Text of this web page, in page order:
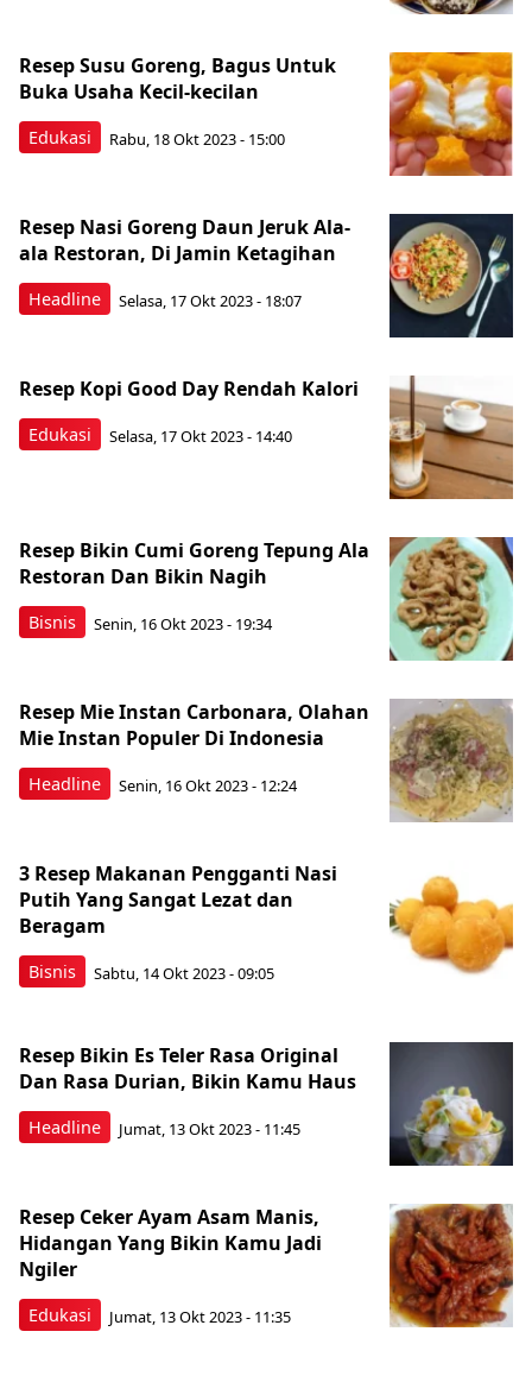
Edukasi
Resep Susu Goreng, Bagus Untuk
Buka Usaha Kecil-kecilan
Rabu, 18 Okt 2023 - 15:00
Headline
Resep Nasi Goreng Daun Jeruk Ala-
ala Restoran, Di Jamin Ketagihan
Selasa, 17 Okt 2023 - 18:07
Edukasi
Resep Kopi Good Day Rendah Kalori
Selasa, 17 Okt 2023 - 14:40
Bisnis
Resep Bikin Cumi Goreng Tepung Ala
Restoran Dan Bikin Nagih
Senin, 16 Okt 2023 - 19:34
Headline
Resep Mie Instan Carbonara, Olahan
Mie Instan Populer Di Indonesia
Senin, 16 Okt 2023 - 12:24
Bisnis
3 Resep Makanan Pengganti Nasi
Putih Yang Sangat Lezat dan
Beragam
Sabtu, 14 Okt 2023 - 09:05
Headline
Resep Bikin Es Teler Rasa Original
Dan Rasa Durian, Bikin Kamu Haus
Jumat, 13 Okt 2023 - 11:45
Edukasi
Resep Ceker Ayam Asam Manis,
Hidangan Yang Bikin Kamu Jadi
Ngiler
Jumat, 13 Okt 2023 - 11:35